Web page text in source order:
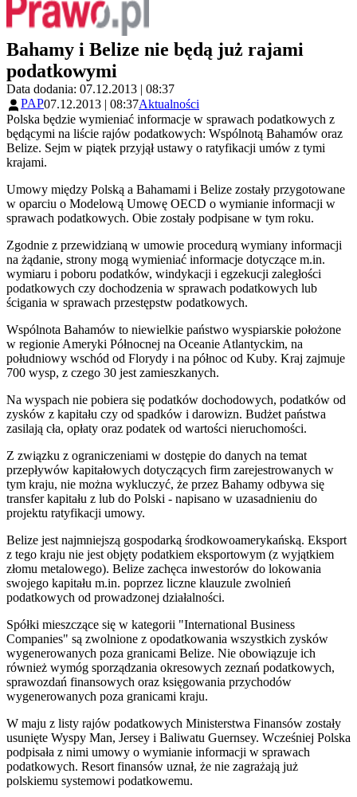
Bahamy i Belize nie będą już rajami
podatkowymi
Data dodania: 07.12.2013 | 08:37
PAP07.12.2013 | 08:37Aktualności
Polska będzie wymieniać informacje w sprawach podatkowych z
będącymi na liście rajów podatkowych: Wspólnotą Bahamów oraz
Belize. Sejm w piątek przyjął ustawy o ratyfikacji umów z tymi
krajami.
Umowy między Polską a Bahamami i Belize zostały przygotowane
w oparciu o Modelową Umowę OECD o wymianie informacji w
sprawach podatkowych. Obie zostały podpisane w tym roku.
Zgodnie z przewidzianą w umowie procedurą wymiany informacji
na żądanie, strony mogą wymieniać informacje dotyczące m.in.
wymiaru i poboru podatków, windykacji i egzekucji zaległości
podatkowych czy dochodzenia w sprawach podatkowych lub
ścigania w sprawach przestępstw podatkowych.
Wspólnota Bahamów to niewielkie państwo wyspiarskie położone
w regionie Ameryki Północnej na Oceanie Atlantyckim, na
południowy wschód od Florydy i na północ od Kuby. Kraj zajmuje
700 wysp, z czego 30 jest zamieszkanych.
Na wyspach nie pobiera się podatków dochodowych, podatków od
zysków z kapitału czy od spadków i darowizn. Budżet państwa
zasilają cła, opłaty oraz podatek od wartości nieruchomości.
Z związku z ograniczeniami w dostępie do danych na temat
przepływów kapitałowych dotyczących firm zarejestrowanych w
tym kraju, nie można wykluczyć, że przez Bahamy odbywa się
transfer kapitału z lub do Polski - napisano w uzasadnieniu do
projektu ratyfikacji umowy.
Belize jest najmniejszą gospodarką środkowoamerykańską. Eksport
z tego kraju nie jest objęty podatkiem eksportowym (z wyjątkiem
złomu metalowego). Belize zachęca inwestorów do lokowania
swojego kapitału m.in. poprzez liczne klauzule zwolnień
podatkowych od prowadzonej działalności.
Spółki mieszczące się w kategorii "International Business
Companies" są zwolnione z opodatkowania wszystkich zysków
wygenerowanych poza granicami Belize. Nie obowiązuje ich
również wymóg sporządzania okresowych zeznań podatkowych,
sprawozdań finansowych oraz księgowania przychodów
wygenerowanych poza granicami kraju.
W maju z listy rajów podatkowych Ministerstwa Finansów zostały
usunięte Wyspy Man, Jersey i Baliwatu Guernsey. Wcześniej Polska
podpisała z nimi umowy o wymianie informacji w sprawach
podatkowych. Resort finansów uznał, że nie zagrażają już
polskiemu systemowi podatkowemu.